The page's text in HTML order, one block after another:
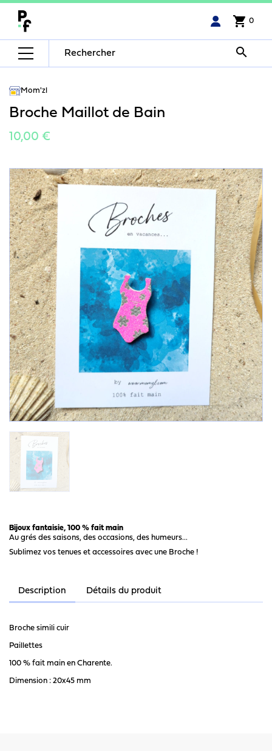
shopping_cart 0

Mom'zl
Broche Maillot de Bain
10,00 €
Bijoux fantaisie, 100 % fait main
Au grés des saisons, des occasions, des humeurs...
Sublimez vos tenues et accessoires avec une Broche !
Description Détails du produit
Broche simili cuir
Paillettes
100 % fait main en Charente.
Dimension : 20x45 mm